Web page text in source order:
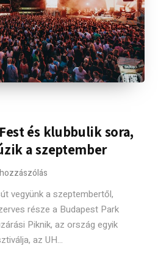
és klubbulik sora,
a szeptember
vegyünk a szeptembertől,
része a Budapest Park
Piknik, az ország egyik
az UH...